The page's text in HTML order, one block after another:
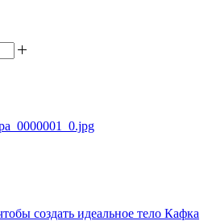
создать идеальное тело Кафка